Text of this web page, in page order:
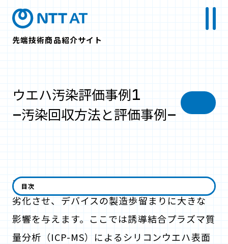
先端技術商品紹介サイト
ウエハ汚染評価事例1
-汚染回収方法と評価事例-
ウエハ表面に存在する汚染はデバイス特性を
劣化させ、デバイスの製造歩留まりに大きな
影響を与えます。ここでは誘導結合プラズマ質
量分析（ICP-MS）によるシリコンウエハ表面
目次